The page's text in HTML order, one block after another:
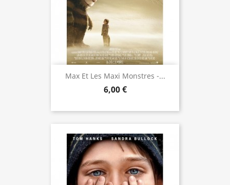
Max Et Les Maxi Monstres -...
6,00 €